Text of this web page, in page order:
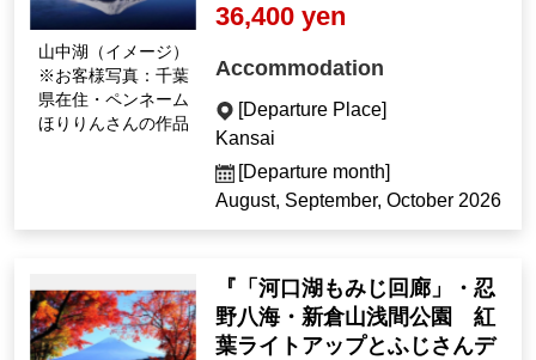
Lake Yamanaka (Ima
ge) *Customer photo:
Chiba Prefecture resi
dent, pseudonym Hor
36,400 yen
Accommodation
[Departure Place]
Kansai
[Departure month]
August, September, October 2026
『「河口湖もみじ回廊」・忍
野八海・新倉山浅間公園 紅
葉ライトアップとふじさんデ